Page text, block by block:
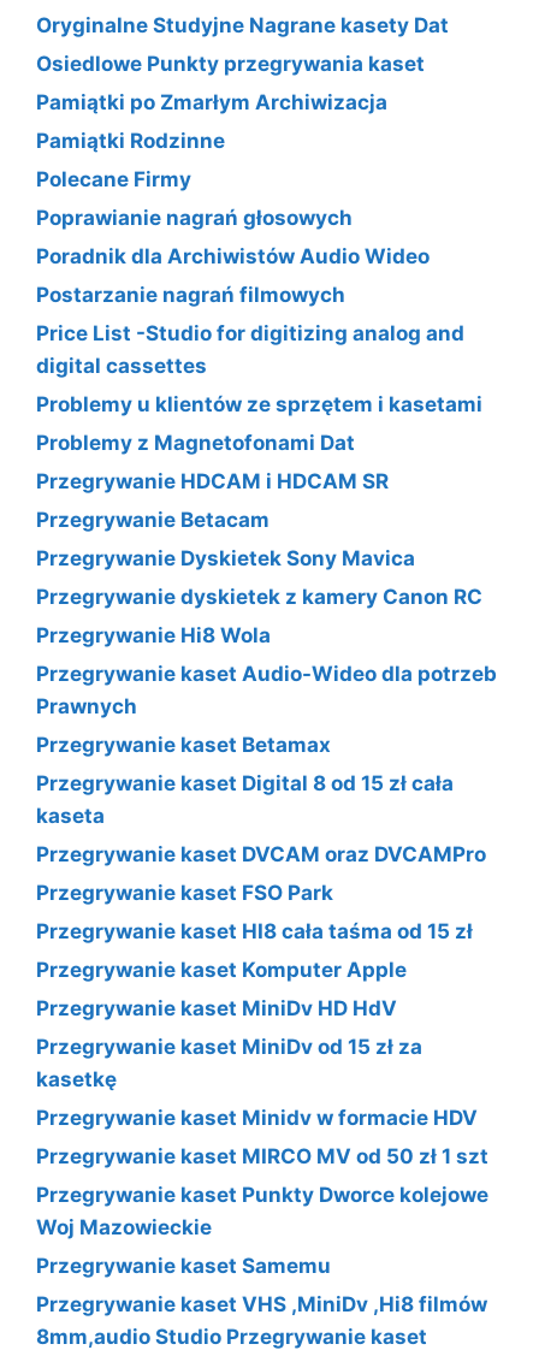
Oryginalne Studyjne Nagrane kasety Dat
Osiedlowe Punkty przegrywania kaset
Pamiątki po Zmarłym Archiwizacja
Pamiątki Rodzinne
Polecane Firmy
Poprawianie nagrań głosowych
Poradnik dla Archiwistów Audio Wideo
Postarzanie nagrań filmowych
Price List -Studio for digitizing analog and
digital cassettes
Problemy u klientów ze sprzętem i kasetami
Problemy z Magnetofonami Dat
Przegrywanie HDCAM i HDCAM SR
Przegrywanie Betacam
Przegrywanie Dyskietek Sony Mavica
Przegrywanie dyskietek z kamery Canon RC
Przegrywanie Hi8 Wola
Przegrywanie kaset Audio-Wideo dla potrzeb
Prawnych
Przegrywanie kaset Betamax
Przegrywanie kaset Digital 8 od 15 zł cała
kaseta
Przegrywanie kaset DVCAM oraz DVCAMPro
Przegrywanie kaset FSO Park
Przegrywanie kaset HI8 cała taśma od 15 zł
Przegrywanie kaset Komputer Apple
Przegrywanie kaset MiniDv HD HdV
Przegrywanie kaset MiniDv od 15 zł za
kasetkę
Przegrywanie kaset Minidv w formacie HDV
Przegrywanie kaset MIRCO MV od 50 zł 1 szt
Przegrywanie kaset Punkty Dworce kolejowe
Woj Mazowieckie
Przegrywanie kaset Samemu
Przegrywanie kaset VHS ,MiniDv ,Hi8 filmów
8mm,audio Studio Przegrywanie kaset